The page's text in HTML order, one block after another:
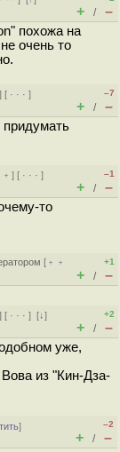
+ / –
похожа на
очень то
] [ · · ·]
–7
+ / –
придумать
] [ · · ·]
–1
+ / –
то
[ ﹢﹢
+1
+ / –
] [ · · ·][↓]
+2
+ / –
уже,
из "Кин-Дза-
]
–2
+ / –